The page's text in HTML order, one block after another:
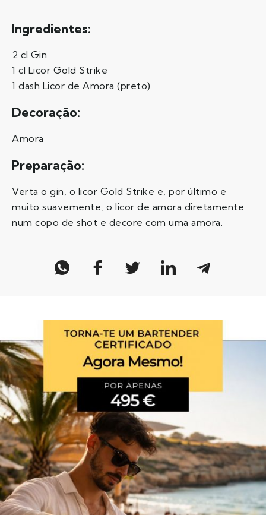
Ingredientes:
2 cl Gin
1 cl Licor Gold Strike
1 dash Licor de Amora (preto)
Decoração:
Amora
Preparação:
Verta o gin, o licor Gold Strike e, por último e
muito suavemente, o licor de amora diretamente
num copo de shot e decore com uma amora.